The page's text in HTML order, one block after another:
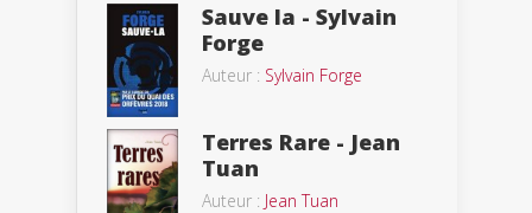
Sauve la - Sylvain
Forge
Auteur : Sylvain Forge
Terres Rare - Jean
Tuan
Auteur : Jean Tuan